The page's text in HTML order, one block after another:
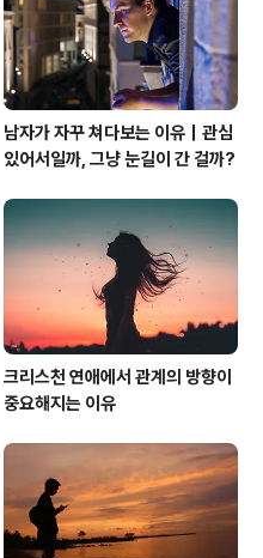
남자가 자꾸 쳐다보는 이유｜관심
있어서일까, 그냥 눈길이 간 걸까?
크리스천 연애에서 관계의 방향이
중요해지는 이유